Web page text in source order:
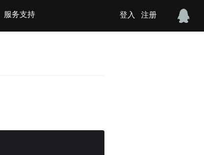
服务支持 登入 注册